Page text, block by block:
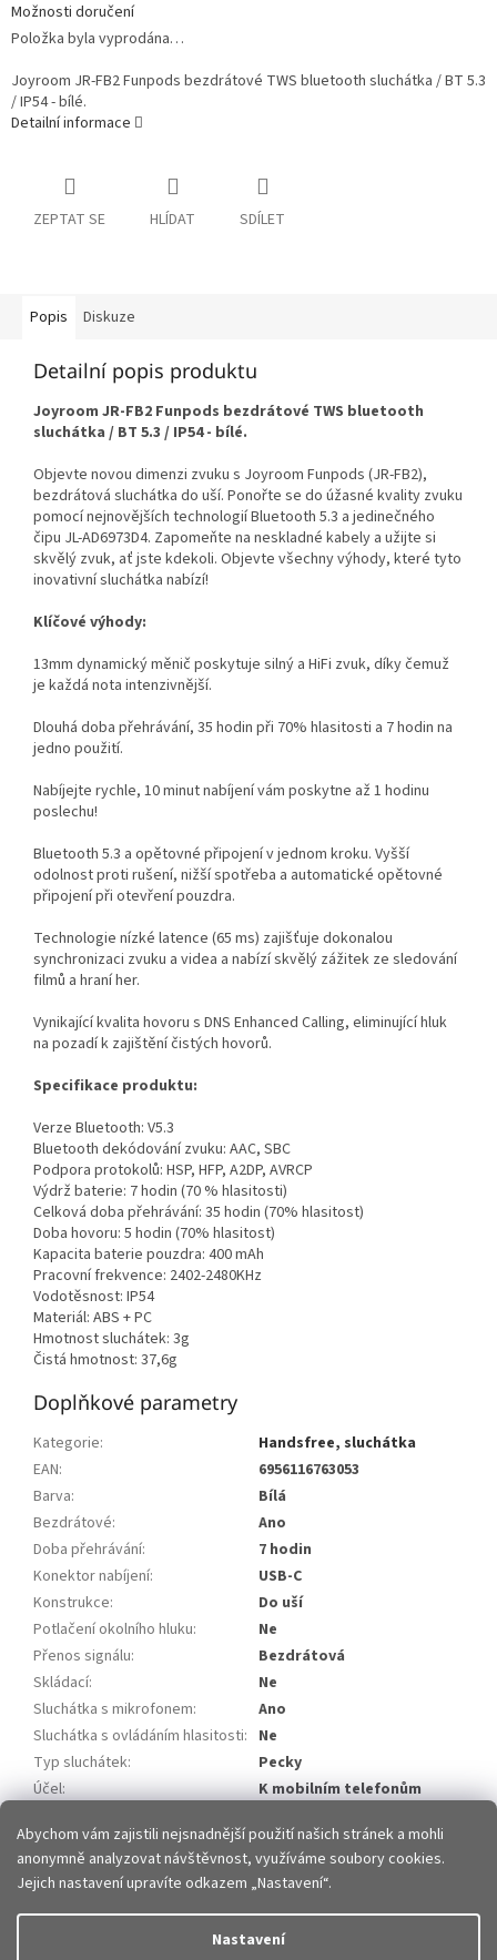
Abychom vám zajistili nejsnadnější použití našich stránek a mohli
anonymně analyzovat návštěvnost, využíváme soubory cookies.
Jejich nastavení upravíte odkazem „Nastavení“.
Nastavení
Možnosti doručení
Položka byla vyprodána…
Joyroom JR-FB2 Funpods bezdrátové TWS bluetooth sluchátka / BT 5.3
/ IP54 - bílé.
Detailní informace
ZEPTAT SE HLÍDAT SDÍLET
Popis Diskuze
Detailní popis produktu
Joyroom JR-FB2 Funpods bezdrátové TWS bluetooth
sluchátka / BT 5.3 / IP54 - bílé.
Objevte novou dimenzi zvuku s Joyroom Funpods (JR-FB2),
bezdrátová sluchátka do uší. Ponořte se do úžasné kvality zvuku
pomocí nejnovějších technologií Bluetooth 5.3 a jedinečného
čipu JL-AD6973D4. Zapomeňte na neskladné kabely a užijte si
skvělý zvuk, ať jste kdekoli. Objevte všechny výhody, které tyto
inovativní sluchátka nabízí!
Klíčové výhody:
13mm dynamický měnič poskytuje silný a HiFi zvuk, díky čemuž
je každá nota intenzivnější.
Dlouhá doba přehrávání, 35 hodin při 70% hlasitosti a 7 hodin na
jedno použití.
Nabíjejte rychle, 10 minut nabíjení vám poskytne až 1 hodinu
poslechu!
Bluetooth 5.3 a opětovné připojení v jednom kroku. Vyšší
odolnost proti rušení, nižší spotřeba a automatické opětovné
připojení při otevření pouzdra.
Technologie nízké latence (65 ms) zajišťuje dokonalou
synchronizaci zvuku a videa a nabízí skvělý zážitek ze sledování
filmů a hraní her.
Vynikající kvalita hovoru s DNS Enhanced Calling, eliminující hluk
na pozadí k zajištění čistých hovorů.
Specifikace produktu:
Verze Bluetooth: V5.3
Bluetooth dekódování zvuku: AAC, SBC
Podpora protokolů: HSP, HFP, A2DP, AVRCP
Výdrž baterie: 7 hodin (70 % hlasitosti)
Celková doba přehrávání: 35 hodin (70% hlasitost)
Doba hovoru: 5 hodin (70% hlasitost)
Kapacita baterie pouzdra: 400 mAh
Pracovní frekvence: 2402-2480KHz
Vodotěsnost: IP54
Materiál: ABS + PC
Hmotnost sluchátek: 3g
Čistá hmotnost: 37,6g
Doplňkové parametry
Kategorie:
Handsfree, sluchátka
EAN:
6956116763053
Barva:
Bílá
Bezdrátové:
Ano
Doba přehrávání:
7 hodin
Konektor nabíjení:
USB-C
Konstrukce:
Do uší
Potlačení okolního hluku:
Ne
Přenos signálu:
Bezdrátová
Skládací:
Ne
Sluchátka s mikrofonem:
Ano
Sluchátka s ovládáním hlasitosti: Ne
Typ sluchátek:
Pecky
Účel:
K mobilním telefonům